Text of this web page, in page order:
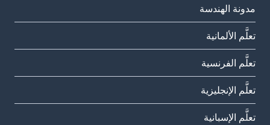
مدونة الهندسة
تعلَّم الألمانية
تعلَّم الفرنسية
تعلَّم الإنجليزية
تعلَّم الإسبانية